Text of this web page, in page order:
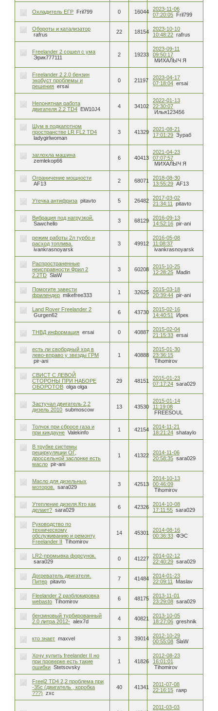
Охладитель ЕГР Fril799 0 16044
2023-11-06
07:20:05 Fril799
Обороты и катализатор
rafrus
22 18154
2023-10-10
10:48:22 rafrus
Freelander 2 сошел с ума
Эрик777111
2 19233
2023-09-11
09:50:17
МИХАЛЫЧ Я
Freelander 2 2.0 бензин
экобуст проблемы и
решения ersai
0 21197
2023-04-17
07:18:04 ersai
Непонятная работа
двигателя 2.2 TD4 EW10J4 4 34102
2022-01-13
22:30:07
Илья123456
Шум в подкапотном
пространстве LR FL2 TD4
ladygirlwoman
3 41329
2021-08-21
17:01:29 Зураб
заглохла машина
zemlekop66
6 40413
2021-04-23
07:07:57
МИХАЛЫЧ Я
Ограничение мощности
AF13
2 68071
2018-08-30
13:55:29 AF13
Утечка антифриза pitavto 5 26482
2017-03-02
21:34:11
pitavto
Вибрация под нагрузкой.
Sawchello
3 68129
2016-09-13
14:52:16 pir-ani
режим работы 2л турбо и
расход топлива.
ivankrasnoyarsk
3 49912
2016-05-08
11:08:37
ivankrasnoyarsk
Распространенные
неисправности Фрил 2
2.2TD SlaW
3 60208
2015-10-25
12:28:25 Madin
Помогите завести
фрилендер mikefree333 1 32625
2015-03-18
20:39:44 pir-ani
Land Rover Freelander 2
Gurgen62
6 43730
2015-02-16
14:40:51
Ирек
ТНВД информация ersai 0 40887
2015-02-04
21:15:33 ersai
есть ли свободный ход в
лево-вправо у звезды ГРМ
pir-ani
1 40888
2015-01-30
23:36:15
Tihomirov
СВИСТ С ЛЕВОЙ
СТОРОНЫ ПРИ НАБОРЕ
ОБОРОТОВ olga olga
29 48151
2015-01-23
07:17:24 sara029
Застучал двигатель 2,2
дизель 2010 submoscow 13 43530
2015-01-14
11:19:08
FREESOUL
Толчок при сбросе газа и
при кикдауне Valekinfo 1 42154
2014-11-21
18:21:24 shataylo
В трубке системы
рециркуляции ОГ,
дроссельной заслонке есть
масло pir-ani
1 41322
2014-11-06
20:58:35 sara029
Масло для дизельных
моторов.
sara029 3 42513
2014-10-13
00:46:09
Tihomirov
Утепление дизеля.Кто как
делает? sara029 6 42326
2014-10-08
17:11:55 sara029
Руководство по
техническому
обслуживанию и ремонту
Freelander II
Tihomirov
14 45301
2014-08-16
00:36:33 ФЭС
LR2-промывка форсунок.
sara029
0 41227
2014-02-12
22:40:29 sara029
Догреватель двигателя.
Питер pitavto 7 41484
2014-01-23
22:09:11
Maslav
Fleelander 2 разблокировка
webasto Tihomirov 6 48175
2013-11-01
23:29:08 sara029
бензиновый турбированный
2.0 литра 2012- alex7d 4 40821
2013-10-05
18:27:06 greshnik
кто знает maxvel 3 39014
2012-10-29
00:55:08 SlaW
Хочу купить freelander II но
при проверке есть такие
ошибки Stetsovsky
1 41826
2012-08-23
16:01:01
Tihomirov
Freel2 TD4 2,2 проблема при
-35с (двигатель , коробка
???)
zxc
40 41341
2011-07-08
22:16:15 гаяр
2011-03-03